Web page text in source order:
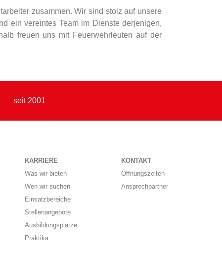
zusammen. Wir sind stolz auf unsere
ein vereintes Team im Dienste derjenigen,
freuen uns mit Feuerwehrleuten auf der
seit 2001
KARRIERE
Was wir bieten
Wen wir suchen
Einsatzbereiche
Stellenangebote
Ausbildungsplätze
Praktika
KONTAKT
Öffnungszeiten
Ansprechpartner